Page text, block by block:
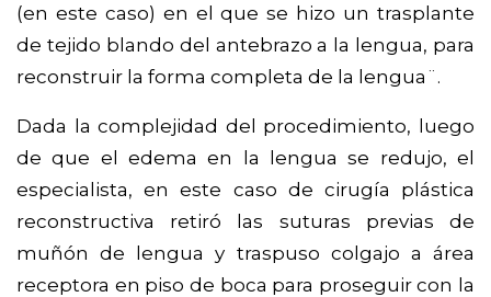
(en este caso) en el que se hizo un trasplante
de tejido blando del antebrazo a la lengua, para
reconstruir la forma completa de la lengua¨.
Dada la complejidad del procedimiento, luego
de que el edema en la lengua se redujo, el
especialista, en este caso de cirugía plástica
reconstructiva retiró las suturas previas de
muñón de lengua y traspuso colgajo a área
receptora en piso de boca para proseguir con la